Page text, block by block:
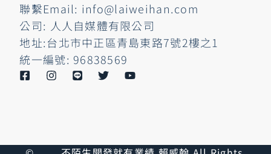
聯繫Email: info@laiweihan.com
公司: 人人自媒體有限公司
地址:台北市中正區青島東路7號2樓之1
統一編號: 96838569